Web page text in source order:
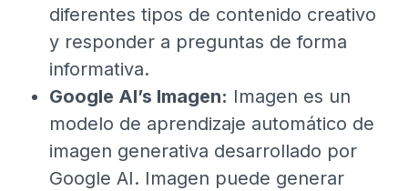
diferentes tipos de contenido creativo
y responder a preguntas de forma
informativa.
Google AI’s Imagen: Imagen es un
modelo de aprendizaje automático de
imagen generativa desarrollado por
Google AI. Imagen puede generar